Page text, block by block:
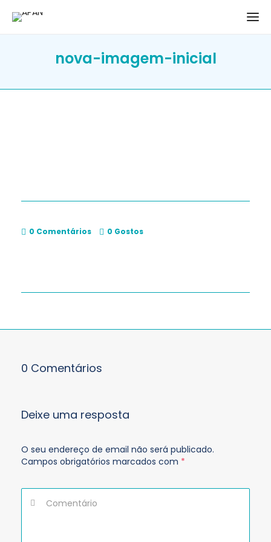
nova-imagem-inicial
0 Comentários 0 Gostos
0 Comentários
Deixe uma resposta
O seu endereço de email não será publicado.
Campos obrigatórios marcados com *